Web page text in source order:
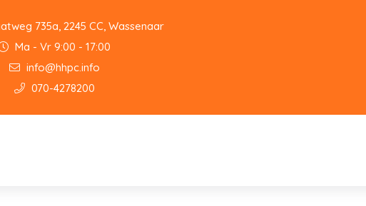
735a, 2245 CC, Wassenaar
Ma - Vr 9:00 - 17:00
info@hhpc.info
070-4278200